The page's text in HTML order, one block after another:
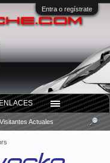
Entra o regístrate
Visitantes Actuales